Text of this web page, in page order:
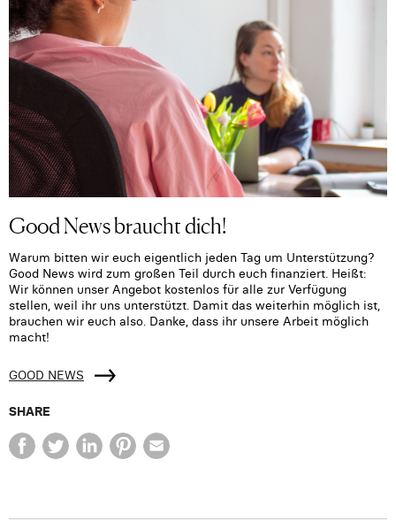
Good News braucht dich!
Warum bitten wir euch eigentlich jeden Tag um Unterstützung?
Good News wird zum großen Teil durch euch finanziert. Heißt:
Wir können unser Angebot kostenlos für alle zur Verfügung
stellen, weil ihr uns unterstützt. Damit das weiterhin möglich ist,
brauchen wir euch also. Danke, dass ihr unsere Arbeit möglich
macht!
GOOD NEWS
SHARE